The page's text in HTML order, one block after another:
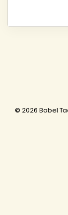
© 2026 Babel